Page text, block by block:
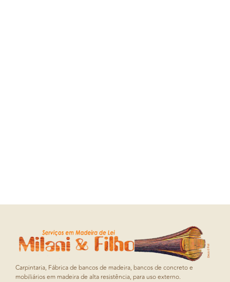
Carpintaria, Fábrica de bancos de madeira, bancos de concreto e
mobiliários em madeira de alta resistência, para uso externo.